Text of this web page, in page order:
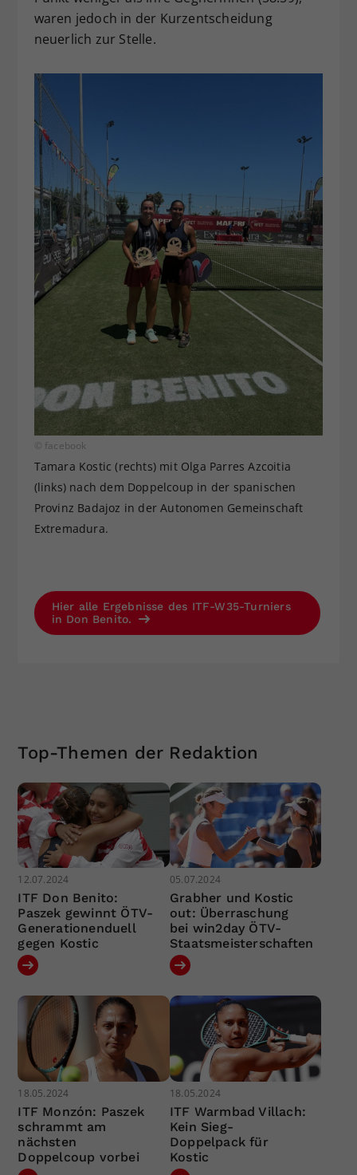
waren jedoch in der Kurzentscheidung
neuerlich zur Stelle.
© facebook
Tamara Kostic (rechts) mit Olga Parres Azcoitia
(links) nach dem Doppelcoup in der spanischen
Provinz Badajoz in der Autonomen Gemeinschaft
Extremadura.
Hier alle Ergebnisse des ITF-W35-Turniers
in Don Benito.
Top-Themen der Redaktion
12.07.2024
ITF Don Benito:
Paszek gewinnt ÖTV-
Generationenduell
gegen Kostic
05.07.2024
Grabher und Kostic
out: Überraschung
bei win2day ÖTV-
Staatsmeisterschaften
18.05.2024
ITF Monzón: Paszek
schrammt am
nächsten
Doppelcoup vorbei
18.05.2024
ITF Warmbad Villach:
Kein Sieg-
Doppelpack für
Kostic